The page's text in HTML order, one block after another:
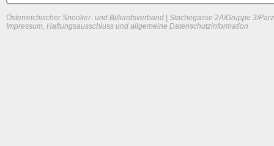
Österreichischer Snooker- und Billiardsverband | Stachegasse 2A/Gruppe 3/
Impressum, Haftungsausschluss und allgemeine Datenschutzinformation